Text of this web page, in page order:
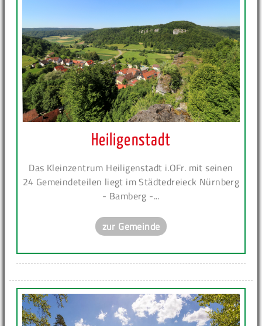
Heiligenstadt
Das Kleinzentrum Heiligenstadt i.OFr. mit seinen
24 Gemeindeteilen liegt im Städtedreieck Nürnberg
- Bamberg -...
zur Gemeinde